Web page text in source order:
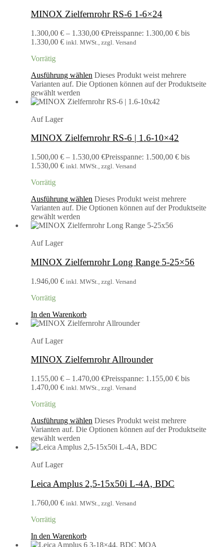
MINOX Zielfernrohr RS-6 1-6×24
1.300,00 € – 1.330,00 €Preisspanne: 1.300,00 € bis
1.330,00 € inkl. MWSt., zzgl. Versand
Vorrätig
Ausführung wählen Dieses Produkt weist mehrere
Varianten auf. Die Optionen können auf der Produktseite
gewählt werden
Auf Lager
MINOX Zielfernrohr RS-6 | 1.6-10×42
1.500,00 € – 1.530,00 €Preisspanne: 1.500,00 € bis
1.530,00 € inkl. MWSt., zzgl. Versand
Vorrätig
Ausführung wählen Dieses Produkt weist mehrere
Varianten auf. Die Optionen können auf der Produktseite
gewählt werden
Auf Lager
MINOX Zielfernrohr Long Range 5-25×56
1.946,00 € inkl. MWSt., zzgl. Versand
Vorrätig
In den Warenkorb
Auf Lager
MINOX Zielfernrohr Allrounder
1.155,00 € – 1.470,00 €Preisspanne: 1.155,00 € bis
1.470,00 € inkl. MWSt., zzgl. Versand
Vorrätig
Ausführung wählen Dieses Produkt weist mehrere
Varianten auf. Die Optionen können auf der Produktseite
gewählt werden
Auf Lager
Leica Amplus 2,5-15x50i L-4A, BDC
1.760,00 € inkl. MWSt., zzgl. Versand
Vorrätig
In den Warenkorb